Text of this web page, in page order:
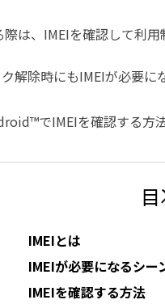
は、IMEIを確認して利用
解除時にもIMEIが必要
でIMEIを確認する方
IMEIとは
IMEIが必要になるシー
IMEIを確認する方法